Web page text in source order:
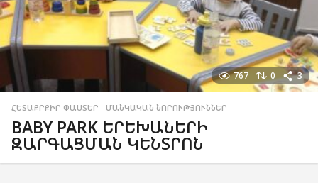
767 0 3
ՀԵՏԱՔՐՔԻՐ ՓԱՍՏԵՐ ,ՄԱՆԿԱԿԱՆ ՆՈՐՈՒԹՅՈՒՆՆԵՐ
BABY PARK ԵՐԵԽԱՆԵՐԻ
ԶԱՐԳԱՑՄԱՆ ԿԵՆՏՐՈՆ